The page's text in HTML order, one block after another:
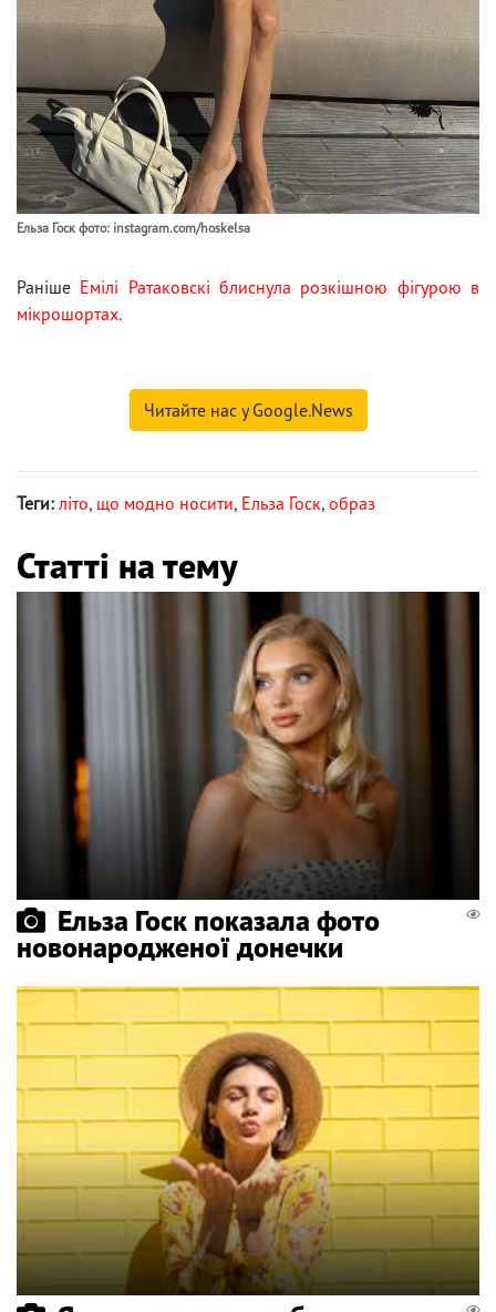
Ельза Госк фото: instagram.com/hoskelsa
Раніше Емілі Ратаковскі блиснула розкішною фігурою в
мікрошортах.
Читайте нас у Google.News
Теги: літо, що модно носити, Ельза Госк, образ
Статті на тему
Ельза Госк показала фото
новонародженої донечки